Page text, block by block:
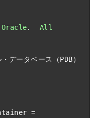
Oracle.
All
データベース（PDB）
=